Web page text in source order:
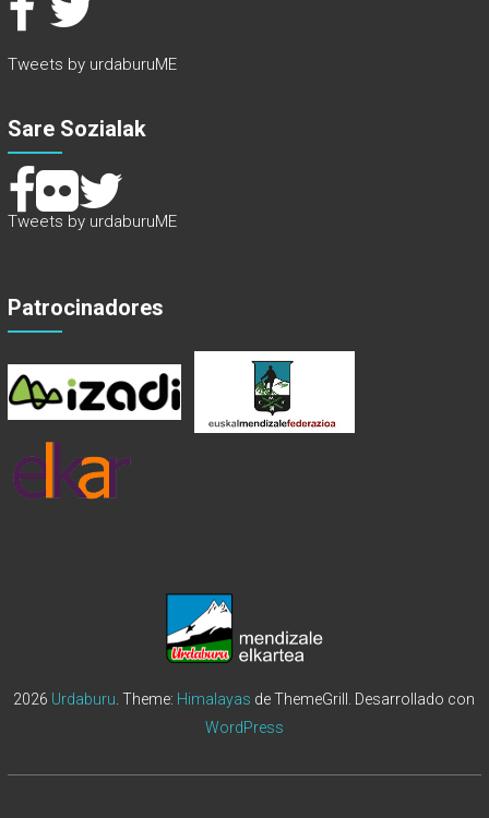
Tweets by urdaburuME
Sare Sozialak
Tweets by urdaburuME
Patrocinadores
2026 Urdaburu. Theme: Himalayas de ThemeGrill. Desarrollado con
WordPress